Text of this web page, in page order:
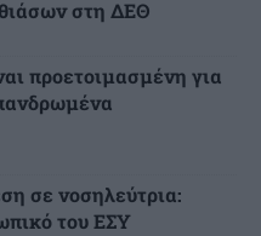
στη ΔΕΘ
προετοιμασμένη για
σε νοσηλεύτρια:
του ΕΣΥ